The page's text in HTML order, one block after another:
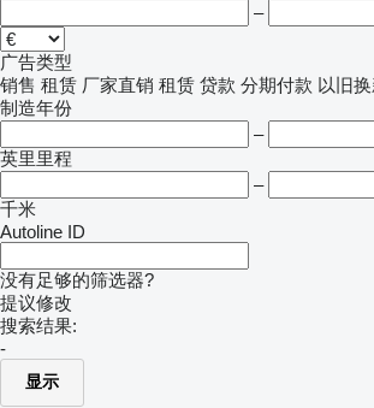
–
广告类型
销售 租赁 厂家直销 租赁 贷款 分期付款 以旧
制造年份
–
英里里程
–
千米
Autoline ID
没有足够的筛选器?
提议修改
搜索结果:
-
显示